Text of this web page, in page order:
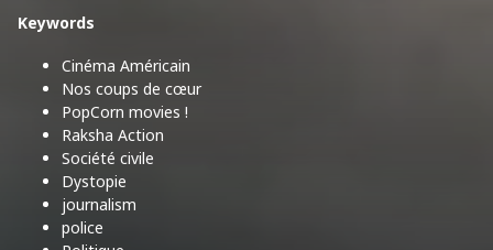
Keywords
Cinéma Américain
Nos coups de cœur
PopCorn movies !
Raksha Action
Société civile
Dystopie
journalism
police